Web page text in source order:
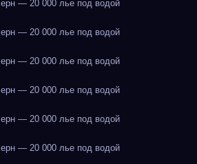
— 20 000 лье под водой
— 20 000 лье под водой
— 20 000 лье под водой
— 20 000 лье под водой
— 20 000 лье под водой
— 20 000 лье под водой